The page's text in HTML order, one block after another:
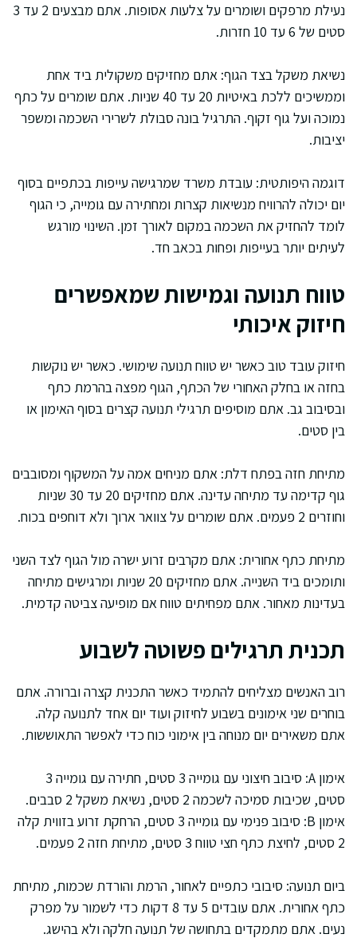
נעילת מרפקים ושומרים על צלעות אסופות. אתם מבצעים 2 עד 3
סטים של 6 עד 10 חזרות.
נשיאת משקל בצד הגוף: אתם מחזיקים משקולית ביד אחת
וממשיכים ללכת באיטיות 20 עד 40 שניות. אתם שומרים על כתף
נמוכה ועל גוף זקוף. התרגיל בונה סבולת לשרירי השכמה ומשפר
יציבות.
דוגמה היפותטית: עובדת משרד שמרגישה עייפות בכתפיים בסוף
יום יכולה להרוויח מנשיאות קצרות ומחתירה עם גומייה, כי הגוף
לומד להחזיק את השכמה במקום לאורך זמן. השינוי מורגש
לעיתים יותר בעייפות ופחות בכאב חד.
טווח תנועה וגמישות שמאפשרים
חיזוק איכותי
חיזוק עובד טוב כאשר יש טווח תנועה שימושי. כאשר יש נוקשות
בחזה או בחלק האחורי של הכתף, הגוף מפצה בהרמת כתף
ובסיבוב גב. אתם מוסיפים תרגילי תנועה קצרים בסוף האימון או
בין סטים.
מתיחת חזה בפתח דלת: אתם מניחים אמה על המשקוף ומסובבים
גוף קדימה עד מתיחה עדינה. אתם מחזיקים 20 עד 30 שניות
וחוזרים 2 פעמים. אתם שומרים על צוואר ארוך ולא דוחפים בכוח.
מתיחת כתף אחורית: אתם מקרבים זרוע ישרה מול הגוף לצד השני
ותומכים ביד השנייה. אתם מחזיקים 20 שניות ומרגישים מתיחה
בעדינות מאחור. אתם מפחיתים טווח אם מופיעה צביטה קדמית.
תכנית תרגילים פשוטה לשבוע
רוב האנשים מצליחים להתמיד כאשר התכנית קצרה וברורה. אתם
בוחרים שני אימונים בשבוע לחיזוק ועוד יום אחד לתנועה קלה.
אתם משאירים יום מנוחה בין אימוני כוח כדי לאפשר התאוששות.
אימון A: סיבוב חיצוני עם גומייה 3 סטים, חתירה עם גומייה 3
סטים, שכיבות סמיכה לשכמה 2 סטים, נשיאת משקל 2 סבבים.
אימון B: סיבוב פנימי עם גומייה 3 סטים, הרחקת זרוע בזווית קלה
2 סטים, לחיצת כתף חצי טווח 3 סטים, מתיחת חזה 2 פעמים.
ביום תנועה: סיבובי כתפיים לאחור, הרמת והורדת שכמות, מתיחת
כתף אחורית. אתם עובדים 5 עד 8 דקות כדי לשמור על מפרק
נעים. אתם מתמקדים בתחושה של תנועה חלקה ולא בהישג.